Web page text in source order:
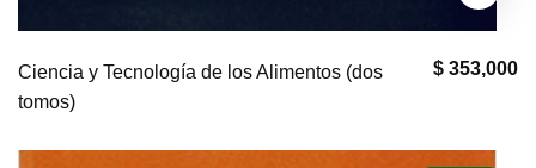
$ 353,000
Ciencia y Tecnología de los Alimentos (dos
tomos)